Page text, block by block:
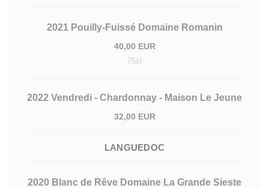
2021 Pouilly-Fuissé Domaine Romanin
40,00 EUR
75cl
2022 Vendredi - Chardonnay - Maison Le Jeune
32,00 EUR
LANGUEDOC
2020 Blanc de Rêve Domaine La Grande Sieste